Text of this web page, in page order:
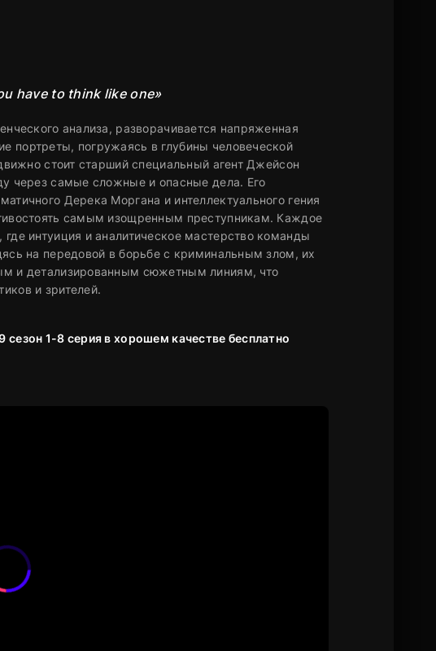
have to think like one»
анализа, разворачивается напряженная
портреты, погружаясь в глубины человеческой
стоит старший специальный агент Джейсон
через самые сложные и опасные дела. Его
Дерека Моргана и интеллектуального гения
самым изощренным преступникам. Каждое
интуиция и аналитическое мастерство команды
на передовой в борьбе с криминальным злом, их
и детализированным сюжетным линиям, что
и зрителей.
1-8 серия в хорошем качестве бесплатно